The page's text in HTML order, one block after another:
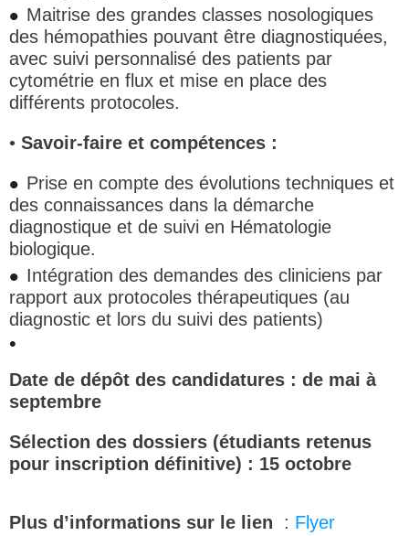
Maitrise des grandes classes nosologiques
des hémopathies pouvant être diagnostiquées,
avec suivi personnalisé des patients par
cytométrie en flux et mise en place des
différents protocoles.
• Savoir-faire et compétences :
Prise en compte des évolutions techniques et
des connaissances dans la démarche
diagnostique et de suivi en Hématologie
biologique.
Intégration des demandes des cliniciens par
rapport aux protocoles thérapeutiques (au
diagnostic et lors du suivi des patients)
Date de dépôt des candidatures : de mai à
septembre
Sélection des dossiers (étudiants retenus
pour inscription définitive) : 15 octobre
Plus d’informations sur le lien : Flyer